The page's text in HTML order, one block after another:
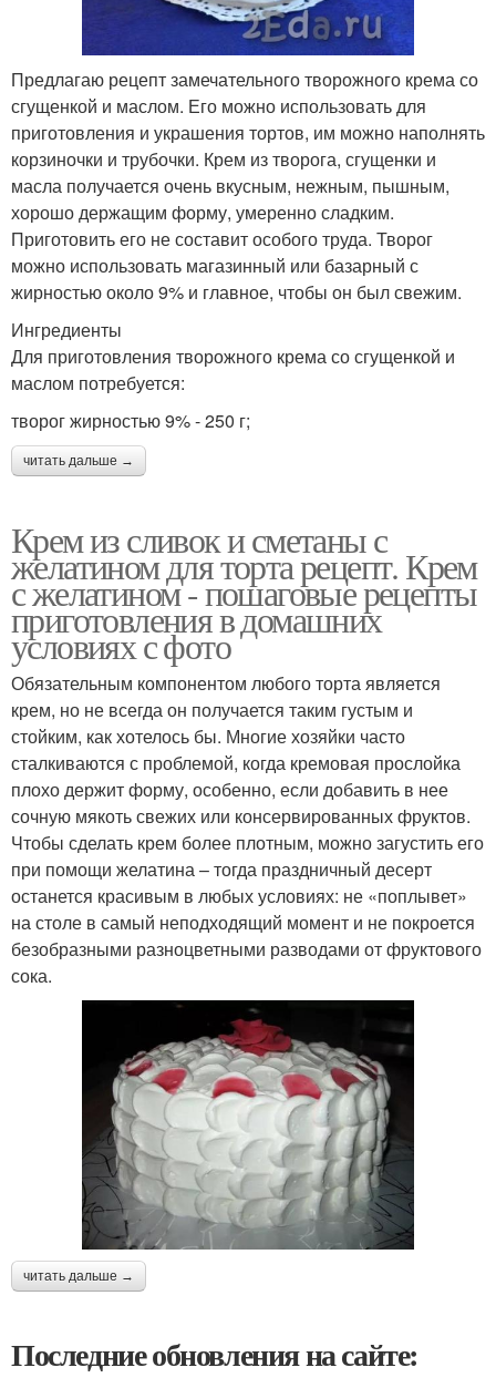
Предлагаю рецепт замечательного творожного крема со
сгущенкой и маслом. Его можно использовать для
приготовления и украшения тортов, им можно наполнять
корзиночки и трубочки. Крем из творога, сгущенки и
масла получается очень вкусным, нежным, пышным,
хорошо держащим форму, умеренно сладким.
Приготовить его не составит особого труда. Творог
можно использовать магазинный или базарный с
жирностью около 9% и главное, чтобы он был свежим.
Ингредиенты
Для приготовления творожного крема со сгущенкой и
маслом потребуется:
творог жирностью 9% - 250 г;
читать дальше →
Крем из сливок и сметаны с
желатином для торта рецепт. Крем
с желатином - пошаговые рецепты
приготовления в домашних
условиях с фото
Обязательным компонентом любого торта является
крем, но не всегда он получается таким густым и
стойким, как хотелось бы. Многие хозяйки часто
сталкиваются с проблемой, когда кремовая прослойка
плохо держит форму, особенно, если добавить в нее
сочную мякоть свежих или консервированных фруктов.
Чтобы сделать крем более плотным, можно загустить его
при помощи желатина – тогда праздничный десерт
останется красивым в любых условиях: не «поплывет»
на столе в самый неподходящий момент и не покроется
безобразными разноцветными разводами от фруктового
сока.
читать дальше →
Последние обновления на сайте: